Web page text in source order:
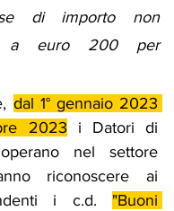
se di importo non
a euro 200 per
dal 1° gennaio 2023
2023 i Datori di
nel settore
riconoscere ai
i c.d. "Buoni